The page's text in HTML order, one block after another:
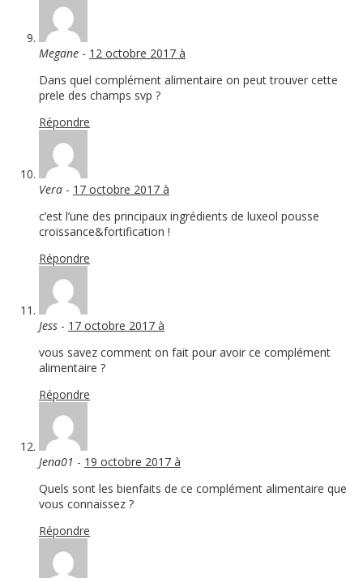
Megane - 12 octobre 2017 à
Dans quel complément alimentaire on peut trouver cette
prele des champs svp ?
Répondre
Vera - 17 octobre 2017 à
c’est l’une des principaux ingrédients de luxeol pousse
croissance&fortification !
Répondre
Jess - 17 octobre 2017 à
vous savez comment on fait pour avoir ce complément
alimentaire ?
Répondre
Jena01 - 19 octobre 2017 à
Quels sont les bienfaits de ce complément alimentaire que
vous connaissez ?
Répondre